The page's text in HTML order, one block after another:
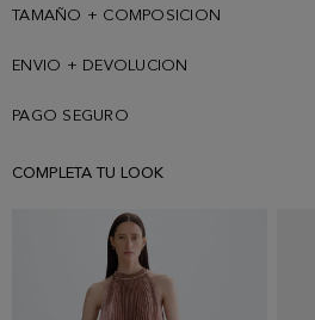
TAMAÑO + COMPOSICION
ENVIO + DEVOLUCION
PAGO SEGURO
COMPLETA TU LOOK